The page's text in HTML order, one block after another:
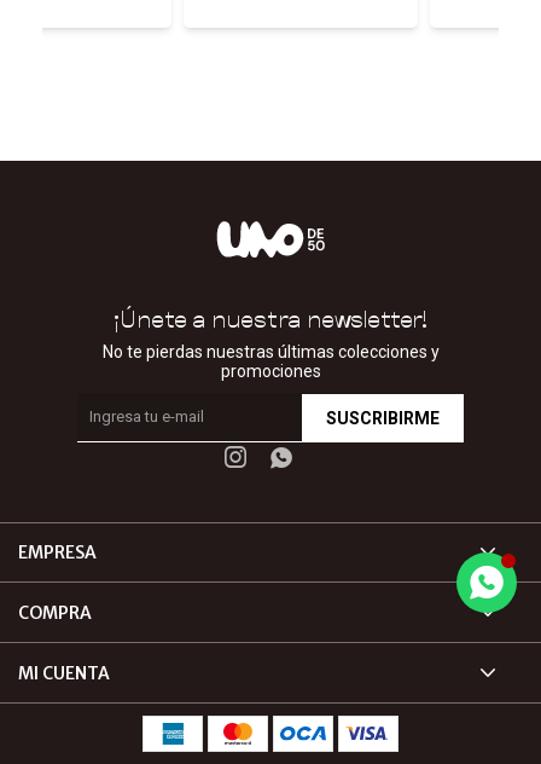
EMPRESA
COMPRA
MI CUENTA
¡Únete a nuestra newsletter!
No te pierdas nuestras últimas colecciones y
promociones
SUSCRIBIRME
 